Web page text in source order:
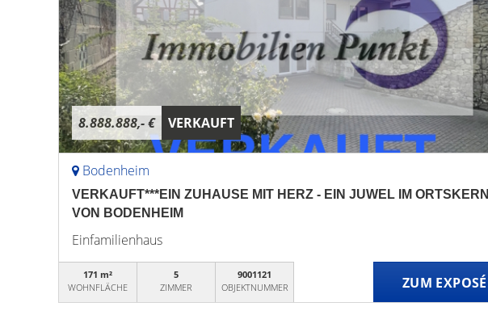
8.888.888,- € VERKAUFT
Bodenheim
VERKAUFT***EIN ZUHAUSE MIT HERZ - EIN JUWEL IM ORTSKERN
VON BODENHEIM
Einfamilienhaus
171 m²
WOHNFLÄCHE
5
ZIMMER
9001121
OBJEKTNUMMER
ZUM EXPOSÉ